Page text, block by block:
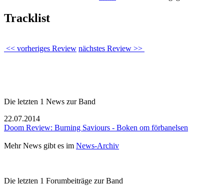
Tracklist
<< vorheriges Review nächstes Review >>
Die letzten 1 News zur Band
22.07.2014
Doom Review: Burning Saviours - Boken om förbanelsen
Mehr News gibt es im News-Archiv
Die letzten 1 Forumbeiträge zur Band